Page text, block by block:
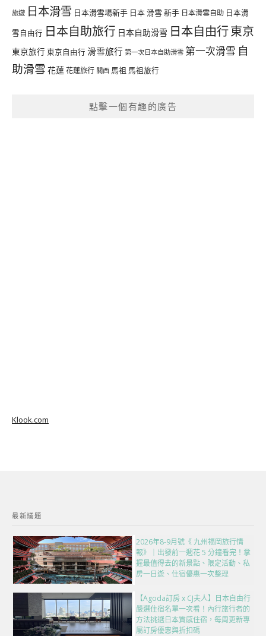
旅遊 日本滑雪 日本滑雪場新手 日本 滑雪 新手 日本滑雪自助 日本滑
雪自由行 日本自助旅行 日本自助滑雪 日本自由行東京
東京旅行 東京自由行 滑雪旅行 第一次日本自助滑雪 第一次滑雪 自
助滑雪 花蓮花蓮旅行 關西 馬祖 馬祖旅行
點擊一個有趣的廣告
Klook.com
最新議題
2026年8-9月號《 九州福岡旅行情
報》｜出發前一週花 5 分鐘看完！掌
握最值得去的新景點、限定活動、私
房一日遊、住宿優惠一次整理
【Agoda訂房 x CJ夫人】日本自由行
嚴選住宿名單一次看！內行旅行者的
方法挑選日本質感住宿，每周更新專
屬訂房優惠與折扣碼